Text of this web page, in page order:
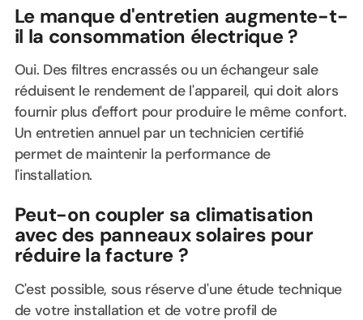
Le manque d'entretien augmente-t-
il la consommation électrique ?
Oui. Des filtres encrassés ou un échangeur sale
réduisent le rendement de l'appareil, qui doit alors
fournir plus d'effort pour produire le même confort.
Un entretien annuel par un technicien certifié
permet de maintenir la performance de
l'installation.
Peut-on coupler sa climatisation
avec des panneaux solaires pour
réduire la facture ?
C'est possible, sous réserve d'une étude technique
de votre installation et de votre profil de